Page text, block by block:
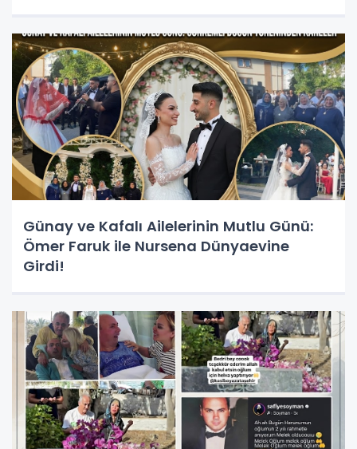
Günay ve Kafalı Ailelerinin Mutlu Günü:
Ömer Faruk ile Nursena Dünyaevine
Girdi!